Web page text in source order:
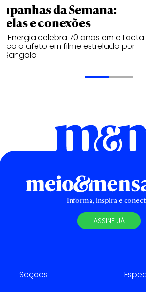
da Semana:
e conexões
Energia celebra 70 anos em e Lacta
o afeto em filme estrelado por
Sangalo
Informa, inspira e
ASSINE JÁ
Seções